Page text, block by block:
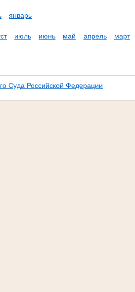
январь
июль июнь май апрель март
Суда Российской Федерации